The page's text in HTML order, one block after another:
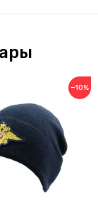
−10%